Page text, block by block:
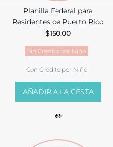
Planilla Federal para
Residentes de Puerto Rico
$150.00
Sin Crédito por Niño
Con Crédito por Niño
AÑADIR A LA CESTA